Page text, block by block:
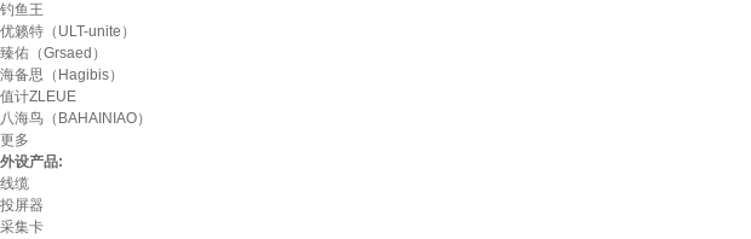
钓鱼王
优籁特（ULT-unite）
臻佑（Grsaed）
海备思（Hagibis）
值计ZLEUE
八海鸟（BAHAINIAO）
更多
外设产品:
线缆
投屏器
采集卡